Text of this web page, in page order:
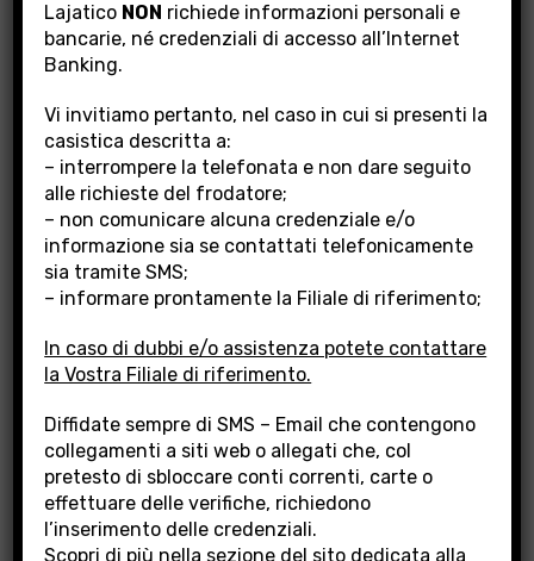
FAQ e Comunicazioni alla clientela per cambio Sistema Informatico
FAQ E COMUNICAZIONI
ALLA CLIENTELA PER
CAMBIO SISTEMA
INFORMATICO
Assistenza clienti: Numero verde
mailassistenzavirtuale@iongroup.com
Si rimettono di seguito le FAQ e le comunicazioni inviate:
FAQ BPLAJ BANK
Lajatico NON richiede informazioni personali e
bancarie, né credenziali di accesso all’Internet
Banking.
Vi invitiamo pertanto, nel caso in cui si presenti la
casistica descritta a:
– interrompere la telefonata e non dare seguito
alle richieste del frodatore;
– non comunicare alcuna credenziale e/o
informazione sia se contattati telefonicamente
sia tramite SMS;
– informare prontamente la Filiale di riferimento;
In caso di dubbi e/o assistenza potete contattare
la Vostra Filiale di riferimento.
Diffidate sempre di SMS – Email che contengono
collegamenti a siti web o allegati che, col
pretesto di sbloccare conti correnti, carte o
effettuare delle verifiche, richiedono
l’inserimento delle credenziali.
Scopri di più nella sezione del sito dedicata alla